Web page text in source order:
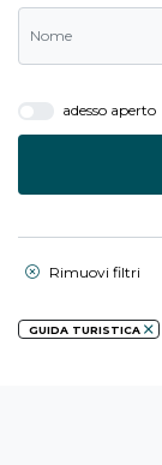
adesso aperto
Rimuovi filtri
GUIDA TURISTICA